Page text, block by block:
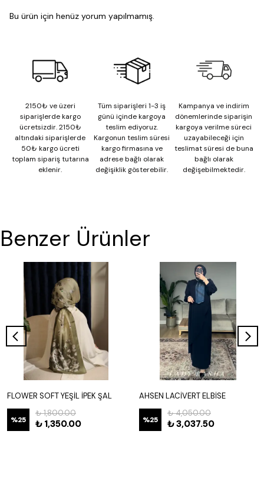
Bu ürün için henüz yorum yapılmamış.
2150₺ ve üzeri
siparişlerde kargo
ücretsizdir. 2150₺
altındaki siparişlerde
50₺ kargo ücreti
toplam sipariş tutarına
eklenir.
Tüm siparişleri 1-3 iş
günü içinde kargoya
teslim ediyoruz.
Kargonun teslim süresi
kargo firmasına ve
adrese bağlı olarak
değişiklik gösterebilir.
Kampanya ve indirim
dönemlerinde siparişin
kargoya verilme süreci
uzayabileceği için
teslimat süresi de buna
bağlı olarak
değişebilmektedir.
Benzer Ürünler
FLOWER SOFT YEŞİL İPEK ŞAL
%25
₺ 1,800.00
₺ 1,350.00
AHSEN LACİVERT ELBİSE
%25
₺ 4,050.00
₺ 3,037.50